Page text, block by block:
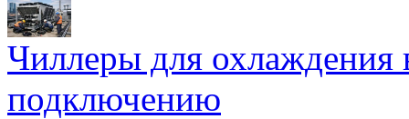
Чиллеры для охлаждения
подключению